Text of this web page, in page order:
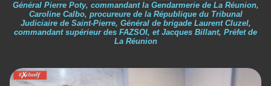
Général Pierre Poty, commandant la Gendarmerie de La Réunion,
Caroline Calbo, procureure de la République du Tribunal
Judiciaire de Saint-Pierre, Général de brigade Laurent Cluzel,
commandant supérieur des FAZSOI, et Jacques Billant, Préfet de
La Réunion